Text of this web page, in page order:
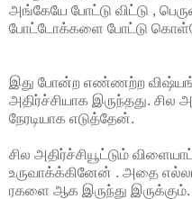
அங்கேயே போட்டு விட்டு ,
போட்டோக்களை போட்டு
இது போன்ற எண்ணற்ற
அதிர்ச்சியாக இருந்தது. சில
நேரடியாக எடுத்தேன்.
சில அதிர்ச்சியூட்டும்
உருவாக்க்கினேன் . அதை
ரகளை ஆக இருந்து இருக்கும்.